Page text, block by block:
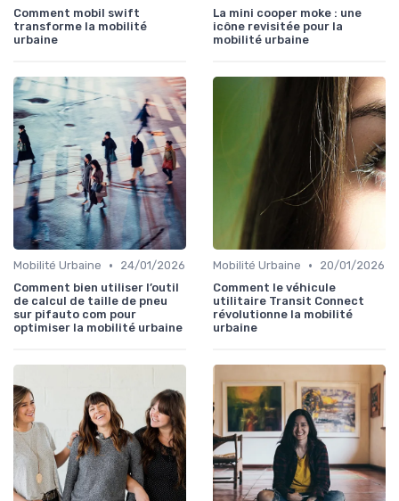
Comment mobil swift
transforme la mobilité
urbaine
La mini cooper moke : une
icône revisitée pour la
mobilité urbaine
Mobilité Urbaine •
24/01/2026
Comment bien utiliser l’outil
de calcul de taille de pneu
sur pifauto com pour
optimiser la mobilité urbaine
Mobilité Urbaine •
20/01/2026
Comment le véhicule
utilitaire Transit Connect
révolutionne la mobilité
urbaine